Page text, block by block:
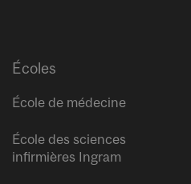
Écoles
École de médecine
École des sciences
infirmières Ingram